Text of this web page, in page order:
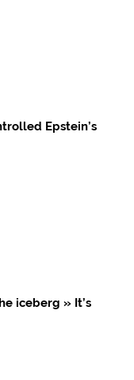
Epstein’s
iceberg » It’s